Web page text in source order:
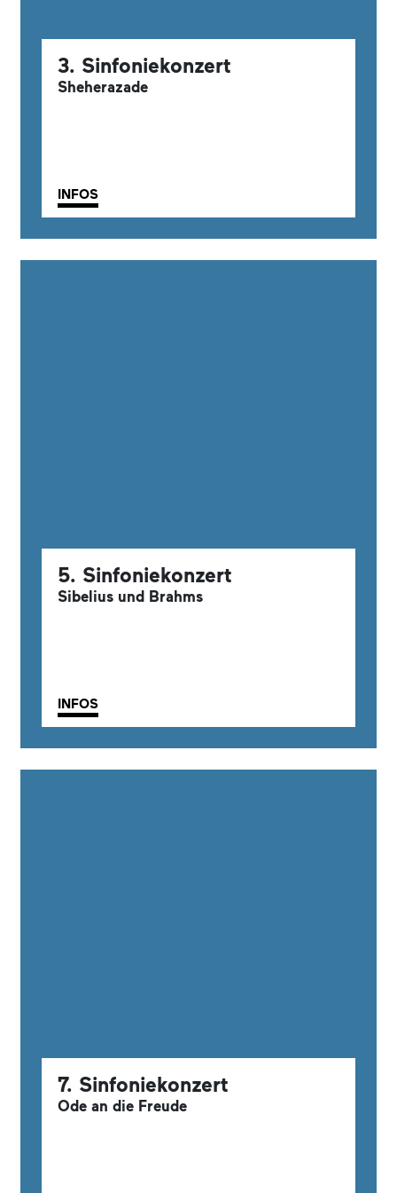
3. Sinfoniekonzert
Sheherazade
INFOS
5. Sinfoniekonzert
Sibelius und Brahms
INFOS
7. Sinfoniekonzert
Ode an die Freude